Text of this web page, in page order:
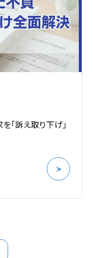
「訴え取り下げ」